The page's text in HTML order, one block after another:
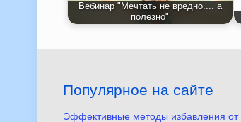
Вебинар "Мечтать не вредно.... а
полезно"
Популярное на сайте
Эффективные методы избавления от